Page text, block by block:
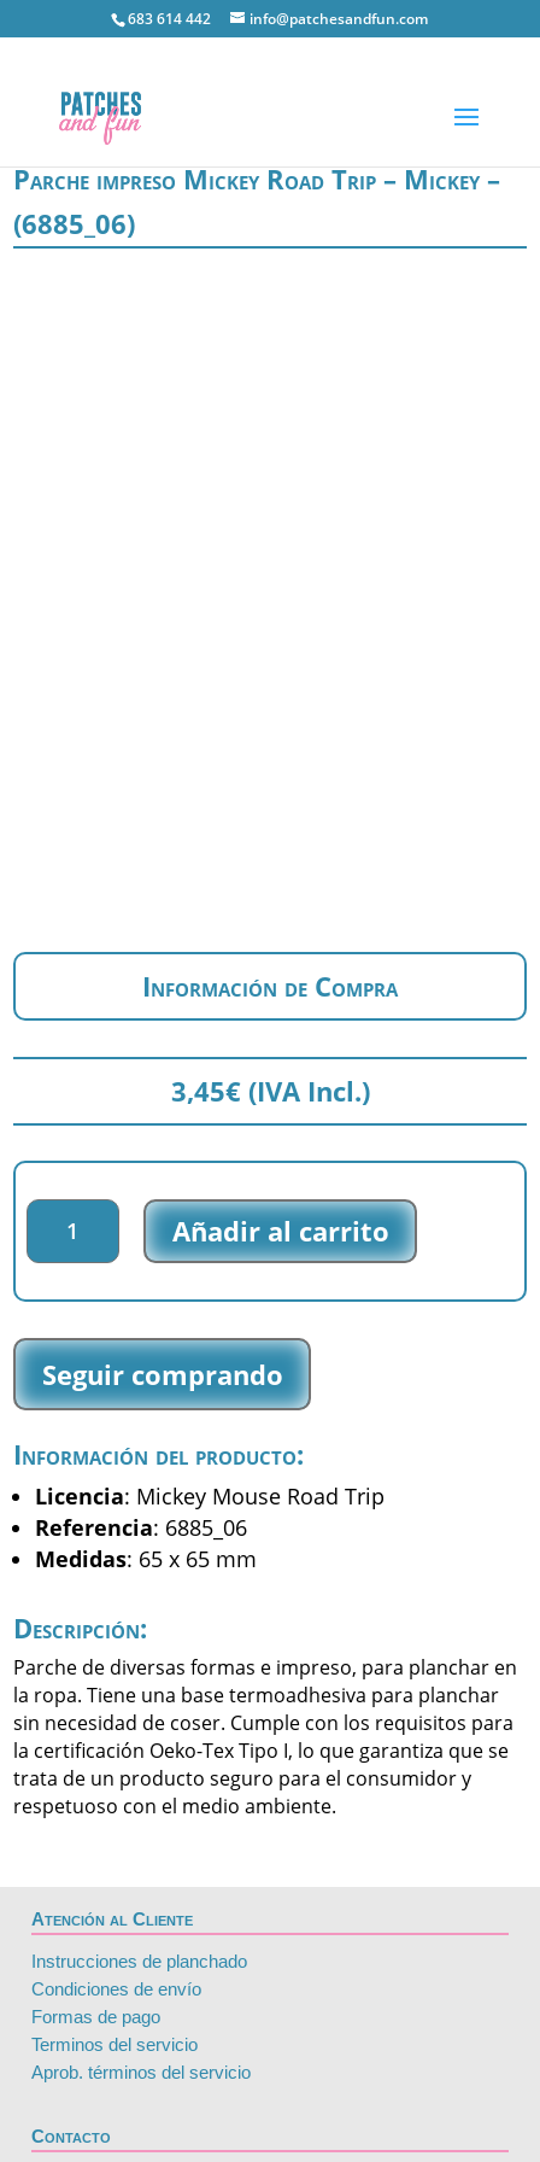
683 614 442 info@patchesandfun.com
Parche impreso Mickey Road Trip – Mickey –
(6885_06)
Información de Compra
3,45€ (IVA Incl.)
Parche
impreso
Mickey
Road
-
Mickey
-
cantidad
Añadir al carrito
Seguir comprando
Información del producto:
Licencia: Mickey Mouse Road Trip
Referencia: 6885_06
Medidas: 65 x 65 mm
Descripción:
Parche de diversas formas e impreso, para planchar en
la ropa. Tiene una base termoadhesiva para planchar
sin necesidad de coser. Cumple con los requisitos para
la certificación Oeko-Tex Tipo I, lo que garantiza que se
trata de un producto seguro para el consumidor y
respetuoso con el medio ambiente.
Atención al Cliente
Instrucciones de planchado
Condiciones de envío
Formas de pago
Terminos del servicio
Aprob. términos del servicio
Contacto